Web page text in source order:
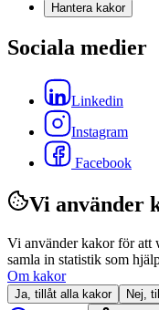
Hantera kakor
Sociala medier
Linkedin
Instagram
Facebook
Vi använder
Vi använder kakor för att
samla in statistik som
Om kakor
Ja, tillåt alla kakor Nej,